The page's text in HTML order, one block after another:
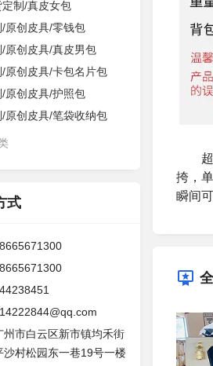
定制/真皮女包
/原创皮具/零钱包
/原创皮具/真皮男包
/原创皮具/卡包名片包
/原创皮具/护照包
/原创皮具/笔袋收纳包
式
州市白云区新市镇均禾街
沙村松园东一巷19号一楼
超级
挎，
瞬间